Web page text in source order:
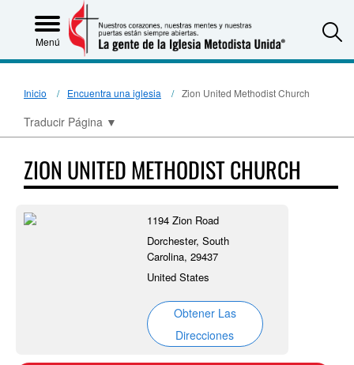
Menú
Inicio Encuentra una iglesia Zion United Methodist Church
Traducir Página ▼
ZION UNITED METHODIST CHURCH
1194 Zion Road
Dorchester, South
Carolina, 29437
United States
Obtener Las
Direcciones